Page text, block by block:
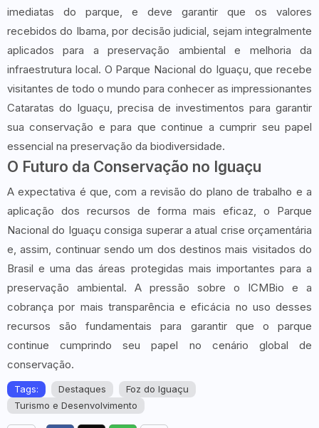
imediatas do parque, e deve garantir que os valores
recebidos do Ibama, por decisão judicial, sejam integralmente
aplicados para a preservação ambiental e melhoria da
infraestrutura local. O Parque Nacional do Iguaçu, que recebe
visitantes de todo o mundo para conhecer as impressionantes
Cataratas do Iguaçu, precisa de investimentos para garantir
sua conservação e para que continue a cumprir seu papel
essencial na preservação da biodiversidade.
O Futuro da Conservação no Iguaçu
A expectativa é que, com a revisão do plano de trabalho e a
aplicação dos recursos de forma mais eficaz, o Parque
Nacional do Iguaçu consiga superar a atual crise orçamentária
e, assim, continuar sendo um dos destinos mais visitados do
Brasil e uma das áreas protegidas mais importantes para a
preservação ambiental. A pressão sobre o ICMBio e a
cobrança por mais transparência e eficácia no uso desses
recursos são fundamentais para garantir que o parque
continue cumprindo seu papel no cenário global de
conservação.
Tags: Destaques
Foz do Iguaçu
Turismo e Desenvolvimento